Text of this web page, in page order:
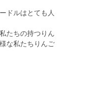
ドルはとても人
たちの持つりん
な私たちりんご